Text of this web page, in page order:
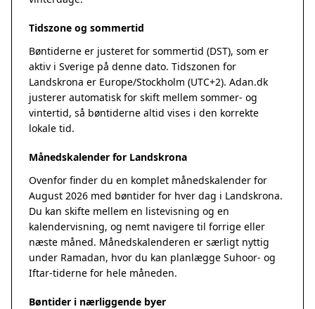
Tidszone og sommertid
Bøntiderne er justeret for sommertid (DST), som er
aktiv i Sverige på denne dato. Tidszonen for
Landskrona er Europe/Stockholm (UTC+2). Adan.dk
justerer automatisk for skift mellem sommer- og
vintertid, så bøntiderne altid vises i den korrekte
lokale tid.
Månedskalender for Landskrona
Ovenfor finder du en komplet månedskalender for
August 2026 med bøntider for hver dag i Landskrona.
Du kan skifte mellem en listevisning og en
kalendervisning, og nemt navigere til forrige eller
næste måned. Månedskalenderen er særligt nyttig
under Ramadan, hvor du kan planlægge Suhoor- og
Iftar-tiderne for hele måneden.
Bøntider i nærliggende byer